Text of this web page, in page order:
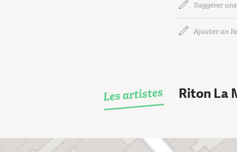
Suggérer
Ajouter un
Les artistes Riton La